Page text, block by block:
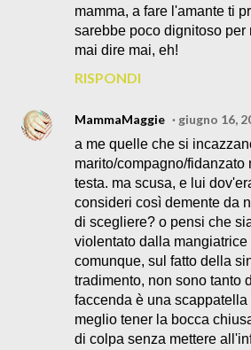
mamma, a fare l'amante ti
sarebbe poco dignitoso per
mai dire mai, eh!
RISPONDI
MammaMaggie
giugno 16,
a me quelle che si
marito/compagno/fidanzato
testa. ma scusa, e lui
consideri così demente da
di scegliere? o pensi che
violentato dalla
comunque, sul fatto della
tradimento, non sono tanto
faccenda è una scappatella
meglio tener la bocca
di colpa senza mettere